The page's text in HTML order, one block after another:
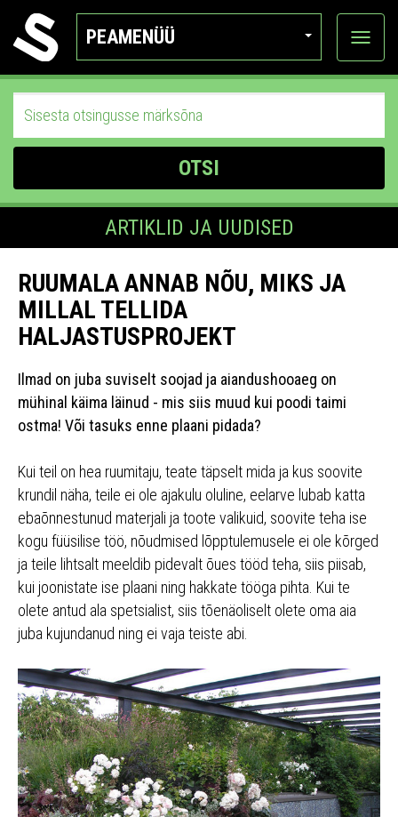
PEAMENÜÜ
Ava
OTSI
ARTIKLID JA UUDISED
RUUMALA ANNAB NÕU, MIKS JA
MILLAL TELLIDA
HALJASTUSPROJEKT
Ilmad on juba suviselt soojad ja aiandushooaeg on
mühinal käima läinud - mis siis muud kui poodi taimi
ostma! Või tasuks enne plaani pidada?
Kui teil on hea ruumitaju, teate täpselt mida ja kus soovite
krundil näha, teile ei ole ajakulu oluline, eelarve lubab katta
ebaõnnestunud materjali ja toote valikuid, soovite teha ise
kogu füüsilise töö, nõudmised lõpptulemusele ei ole kõrged
ja teile lihtsalt meeldib pidevalt õues tööd teha, siis piisab,
kui joonistate ise plaani ning hakkate tööga pihta. Kui te
olete antud ala spetsialist, siis tõenäoliselt olete oma aia
juba kujundanud ning ei vaja teiste abi.